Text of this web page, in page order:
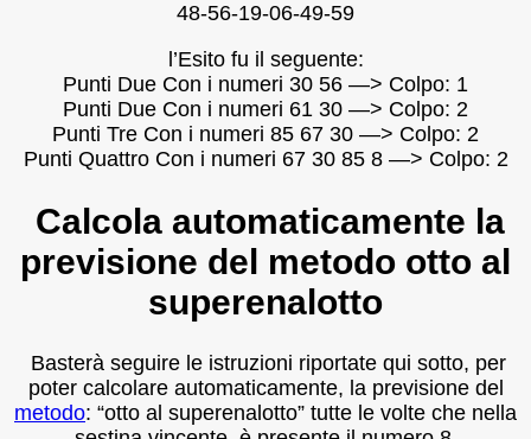
48-56-19-06-49-59
l’Esito fu il seguente:
Punti Due Con i numeri 30 56 —> Colpo: 1
Punti Due Con i numeri 61 30 —> Colpo: 2
Punti Tre Con i numeri 85 67 30 —> Colpo: 2
Punti Quattro Con i numeri 67 30 85 8 —> Colpo: 2
Calcola automaticamente la
previsione del metodo otto al
superenalotto
Basterà seguire le istruzioni riportate qui sotto, per
poter calcolare automaticamente, la previsione del
metodo: “otto al superenalotto” tutte le volte che nella